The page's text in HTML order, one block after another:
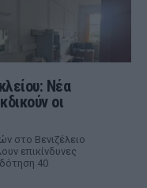
Νέα
οι
στο Βενιζέλειο
επικίνδυνες
40